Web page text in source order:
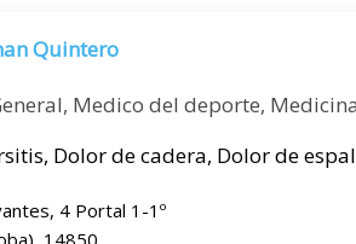
Quintero
Medico del deporte,
Dolor de cadera, Dolor de
4 Portal 1-1º